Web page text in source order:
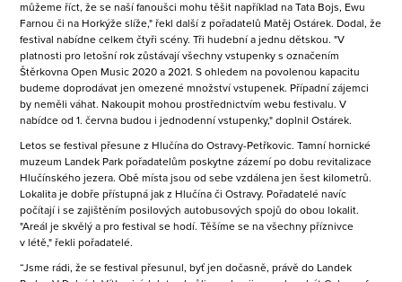
můžeme říct, že se naší fanoušci mohu těšit například na Tata Bojs, Ewu
Farnou či na Horkýže slíže," řekl další z pořadatelů Matěj Ostárek. Dodal, že
festival nabídne celkem čtyři scény. Tři hudební a jednu dětskou. "V
platnosti pro letošní rok zůstávají všechny vstupenky s označením
Štěrkovna Open Music 2020 a 2021. S ohledem na povolenou kapacitu
budeme doprodávat jen omezené množství vstupenek. Případní zájemci
by neměli váhat. Nakoupit mohou prostřednictvím webu festivalu. V
nabídce od 1. června budou i jednodenní vstupenky," doplnil Ostárek.
Letos se festival přesune z Hlučína do Ostravy-Petřkovic. Tamní hornické
muzeum Landek Park pořadatelům poskytne zázemí po dobu revitalizace
Hlučínského jezera. Obě místa jsou od sebe vzdálena jen šest kilometrů.
Lokalita je dobře přístupná jak z Hlučína či Ostravy. Pořadatelé navíc
počítají i se zajištěním posilových autobusových spojů do obou lokalit.
"Areál je skvělý a pro festival se hodí. Těšíme se na všechny příznivce
v létě," řekli pořadatelé.
“Jsme rádi, že se festival přesunul, byť jen dočasně, právě do Landek